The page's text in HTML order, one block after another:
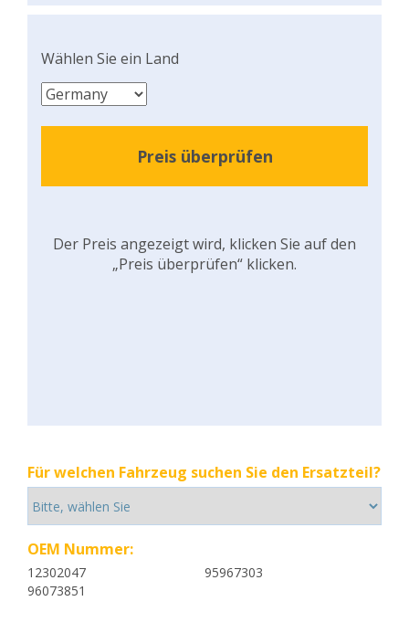
Wählen Sie ein Land
Preis überprüfen
Der Preis angezeigt wird, klicken Sie auf den
„Preis überprüfen“ klicken.
Für welchen Fahrzeug suchen Sie den Ersatzteil?
OEM Nummer:
12302047
95967303
96073851